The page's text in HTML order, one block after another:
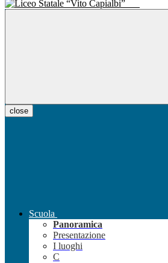
close
Scuola
Panoramica
Presentazione
I luoghi
C